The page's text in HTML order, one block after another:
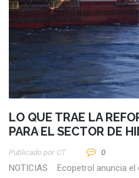
LO QUE TRAE LA
PARA EL SECTOR DE
Publicado por CT 0
NOTICIAS Ecopetrol anuncia el